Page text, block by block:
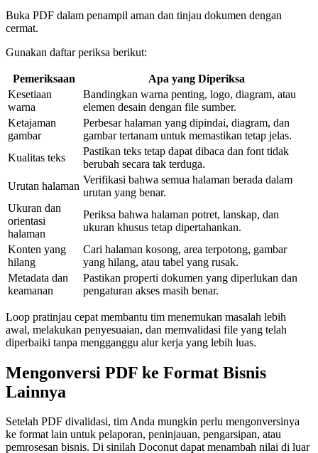
Buka PDF dalam penampil aman dan tinjau dokumen dengan
cermat.
Gunakan daftar periksa berikut:
Pemeriksaan
Apa yang Diperiksa
Kesetiaan
warna
Bandingkan warna penting, logo, diagram, atau
elemen desain dengan file sumber.
Ketajaman
gambar
Perbesar halaman yang dipindai, diagram, dan
gambar tertanam untuk memastikan tetap jelas.
Kualitas teks
Pastikan teks tetap dapat dibaca dan font tidak
berubah secara tak terduga.
Urutan halaman
Verifikasi bahwa semua halaman berada dalam
urutan yang benar.
Ukuran dan
orientasi
halaman
Periksa bahwa halaman potret, lanskap, dan
ukuran khusus tetap dipertahankan.
Konten yang
hilang
Cari halaman kosong, area terpotong, gambar
yang hilang, atau tabel yang rusak.
Metadata dan
keamanan
Pastikan properti dokumen yang diperlukan dan
pengaturan akses masih benar.
Loop pratinjau cepat membantu tim menemukan masalah lebih
awal, melakukan penyesuaian, dan memvalidasi file yang telah
diperbaiki tanpa mengganggu alur kerja yang lebih luas.
Mengonversi PDF ke Format Bisnis
Lainnya
Setelah PDF divalidasi, tim Anda mungkin perlu mengonversinya
ke format lain untuk pelaporan, peninjauan, pengarsipan, atau
pemrosesan bisnis. Di sinilah Doconut dapat menambah nilai di luar